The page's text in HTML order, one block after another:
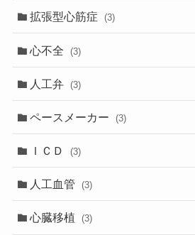
拡張型心筋症 (3)
心不全 (3)
人工弁 (3)
ペースメーカー (3)
ＩＣＤ (3)
人工血管 (3)
心臓移植 (3)